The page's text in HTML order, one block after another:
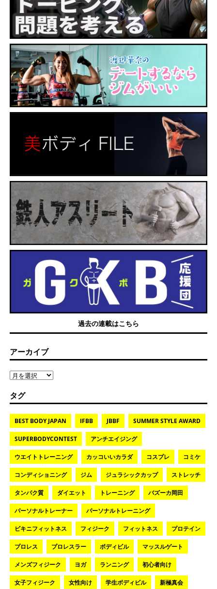
過去の連載はこちら
アーカイブ
タグ
BEST BODY JAPAN IFBB JBBF SUMMER STYLE AWARD
SUPERBODYCONTEST アンチエイジング
ウエイトトレーニング カッコいいカラダ コスプレ コミケ
コンディショニング ジム ジュラシックカップ ストレッチ
タンパク質 ダイエット トレーニング バズーカ岡田
パーソナルトレーナー パーソナルトレーニング
ビキニフィットネス フィジーク フィットネス プロテイン
プロレス プロレスラー ボディビル マッスルゲート
メンズフィジーク ヨガ ランニング 初心者向け
女子フィジーク 女性向け 学生ボディビル 新極真会